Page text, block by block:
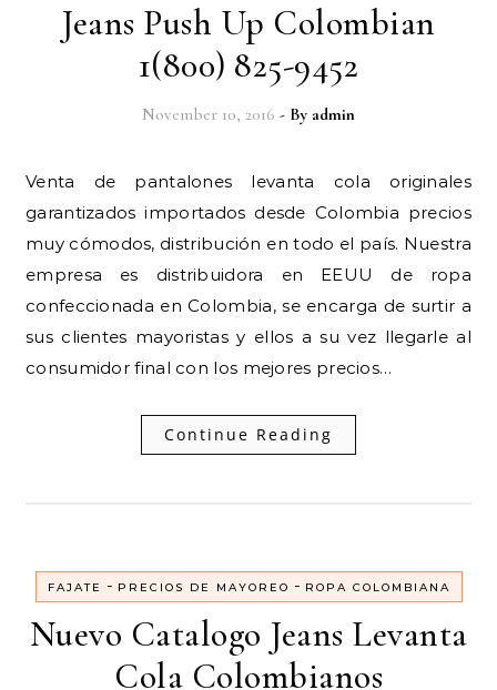
Jeans Push Up Colombian
1(800) 825-9452
November 10, 2016 - By admin
Venta de pantalones levanta cola originales
garantizados importados desde Colombia precios
muy cómodos, distribución en todo el país. Nuestra
empresa es distribuidora en EEUU de ropa
confeccionada en Colombia, se encarga de surtir a
sus clientes mayoristas y ellos a su vez llegarle al
consumidor final con los mejores precios…
Continue Reading
FAJATE - PRECIOS DE MAYOREO - ROPA COLOMBIANA
Nuevo Catalogo Jeans Levanta
Cola Colombianos